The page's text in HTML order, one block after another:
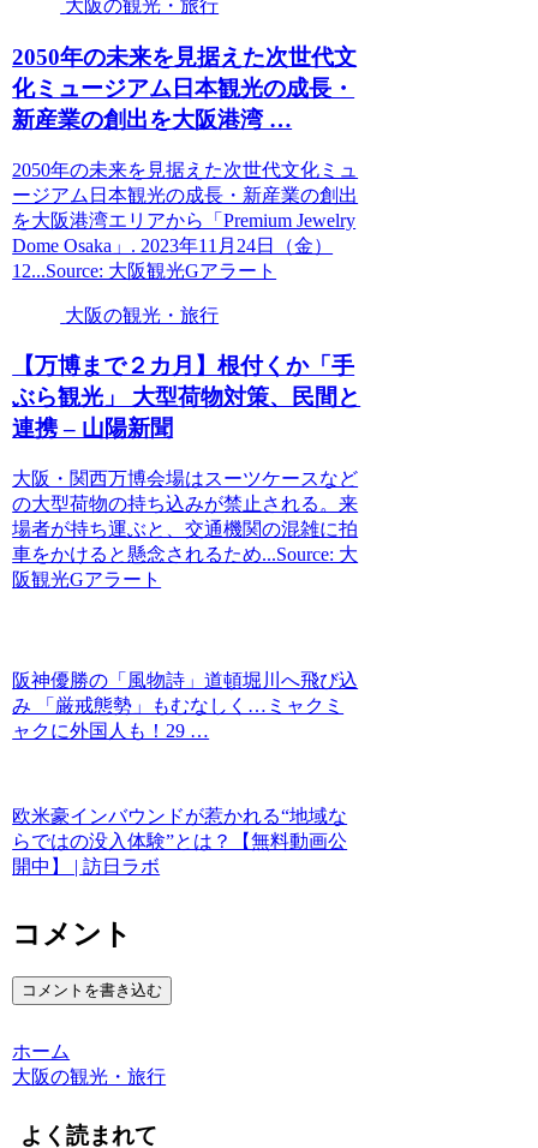
大阪の観光・旅行
2050年の未来を見据えた次世代文
化ミュージアム日本観光の成長・
新産業の創出を大阪港湾 …
2050年の未来を見据えた次世代文化ミュ
ージアム日本観光の成長・新産業の創出
を大阪港湾エリアから「Premium Jewelry
Dome Osaka」. 2023年11月24日（金）
12...Source: 大阪観光Gアラート
大阪の観光・旅行
【万博まで２カ月】根付くか「手
ぶら観光 」 大型荷物対策、民間と
連携 – 山陽新聞
大阪・関西万博会場はスーツケースなど
の大型荷物の持ち込みが禁止される。来
場者が持ち運ぶと、交通機関の混雑に拍
車をかけると懸念されるため...Source: 大
阪観光Gアラート
阪神優勝の「風物詩」道頓堀川へ飛び込
み 「厳戒態勢」もむなしく…ミャクミ
ャクに外国人も！29 …
欧米豪インバウンドが惹かれる“地域な
らではの没入体験”とは？【無料動画公
開中】 | 訪日ラボ
コメント
コメントを書き込む
ホーム
大阪の観光・旅行
よく読まれて